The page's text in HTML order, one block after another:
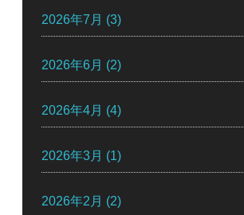
2026年7月 (3)
2026年6月 (2)
2026年4月 (4)
2026年3月 (1)
2026年2月 (2)